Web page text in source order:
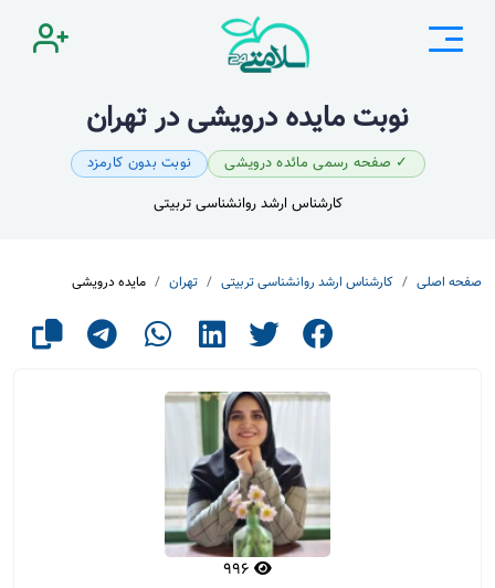
نوبت مایده درویشی در تهران
✓ صفحه رسمی مائده درویشی
نوبت بدون کارمزد
کارشناس ارشد روانشناسی تربیتی
صفحه اصلی کارشناس ارشد روانشناسی تربیتی تهران مایده درویشی